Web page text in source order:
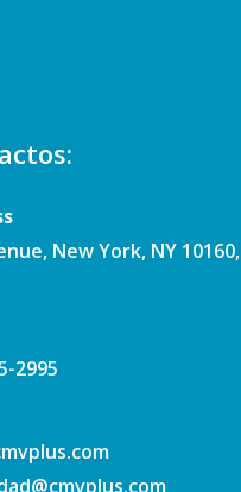
New York, NY 10160,
2995